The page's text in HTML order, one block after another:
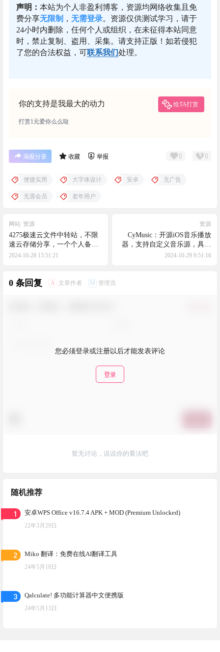
声明： 本站为个人非盈利博客，资源均网络收集且免
费分享无限制 ， 无需登录。资源仅供测试学习，请于
24小时内删除，任何个人或组织，在未征得本站同意
时，禁止复制、盗用、采集。请支持正版！如若侵犯
了您的合法权益，可联系我们处理。
你的支持是我最大的动力 给TA打赏
打赏1元爱你么么哒
海报分享 收藏 举报 0 0
便捷实用 大字体设计 安卓 无广告
无需会员 老年用户
网站 资源
4275极速云文件中转站，不限
速云存储分享，一个个人备案
的文件云存储网站，不知道能
2024-10-28 13:51:21
资源
CyMusic：开源iOS音乐播放
器，支持自定义音乐源，具备
在线播放、本地播放、自定义
2024-10-29 9:51:16
0 条回复 A 文章作者 M 管理员
您必须登录或注册以后才能发表评论
登录
暂无讨论，说说你的看法吧
随机推荐
1 安卓WPS Office v16.7.4 APK + MOD (Premium Unlocked)
22年3月29日
2 Miko 翻译：免费在线AI翻译工具
24年5月18日
3 Qalculate! 多功能计算器中文便携版
24年5月13日